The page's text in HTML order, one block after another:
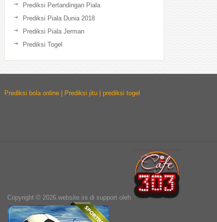
Prediksi Pertandingan Piala
Prediksi Piala Dunia 2018
Prediksi Piala Jerman
Prediksi Togel
Prediksi bola online | Prediksi jitu | prediksi togel
Copyright © 2026.website ini di support oleh